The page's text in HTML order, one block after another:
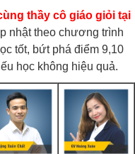
thầy cô giáo giỏi tại
nhật theo chương trình
tốt, bứt phá điểm 9,10
học không hiệu quả.